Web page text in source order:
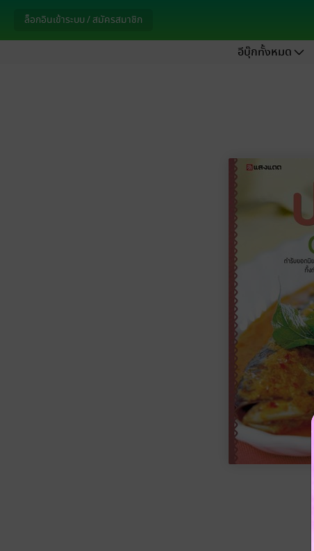
ล็อกอินเข้าระบบ / สมัครสมาชิก
อีบุ๊กทั้งหมด